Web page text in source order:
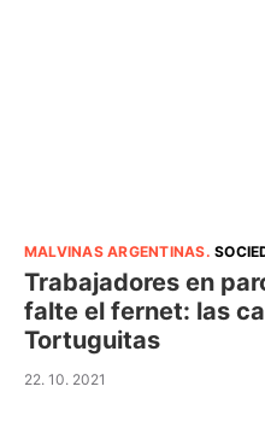
MALVINAS ARGENTINAS.
Trabajadores en
falte el fernet: las
Tortuguitas
22. 10. 2021